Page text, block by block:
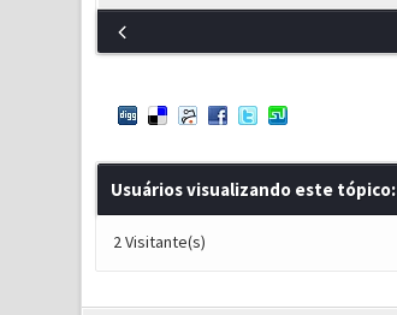
Usuários visualizando este tópico:
2 Visitante(s)